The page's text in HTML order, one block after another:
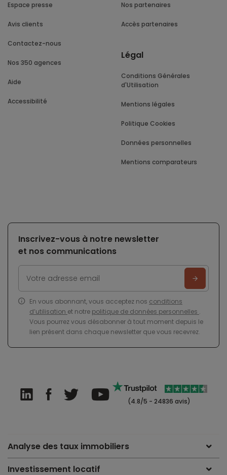
Espace presse
Avis clients
Contactez-nous
Nos 350 agences
Aide
Accessibilité
Nos partenaires
Accès partenaires
Légal
Conditions Générales
d'Utilisation
Mentions légales
Politique Cookies
Données personnelles
Mentions comparateurs
Inscrivez-vous à notre newsletter
et nos communications
En vous abonnant, vous acceptez nos conditions
d’utilisation et notre politique de données personnelles .
Vous pourrez vous désabonner à tout moment depuis le
lien présent dans chaque newsletter que vous recevrez.
(4.8/5 - 24836 avis)
Analyse des taux immobiliers
Investissement locatif